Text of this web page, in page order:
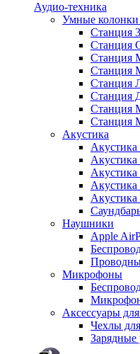
Аудио-техника
Умные
Станция 3
Станция
Станция
Станция
Станция
Станция
Станция
Станция
Акустика
Акустика
Акустика
Акустика
Акустика
Наушники
Apple
Микрофоны
Аксессуары
Чехлы
Зарядные